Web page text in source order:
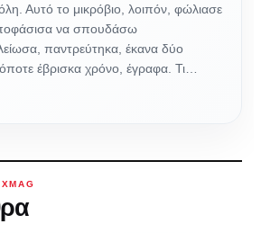
Αυτό το μικρόβιο, λοιπόν, φώλιασε
να σπουδάσω
παντρεύτηκα, έκανα δύο
έβρισκα χρόνο, έγραφα. Τι…